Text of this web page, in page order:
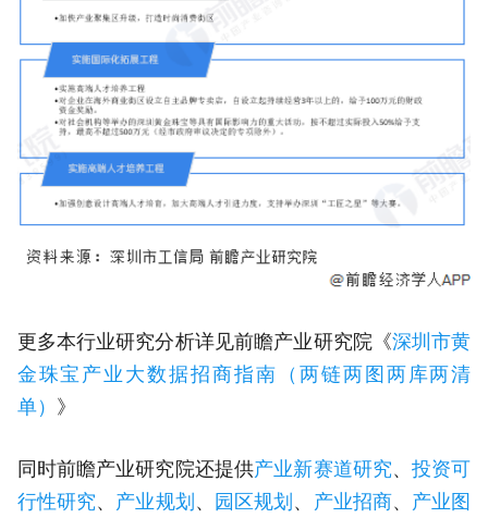
更多本行业研究分析详见前瞻产业研究院《深圳市黄
金珠宝产业大数据招商指南（两链两图两库两清
单）
》
同时前瞻产业研究院还提供产业新赛道研究、投资可
行性研究、 产业规划 、 园区规划 、 产业招商、 产业图